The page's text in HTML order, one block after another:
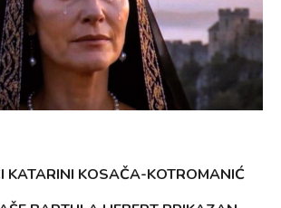
KATARINI KOSAČA-KOTROMANIĆ